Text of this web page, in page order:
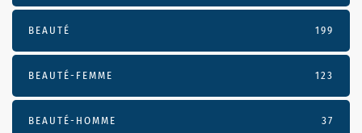
BEAUTÉ 199
BEAUTÉ-FEMME 123
BEAUTÉ-HOMME 37